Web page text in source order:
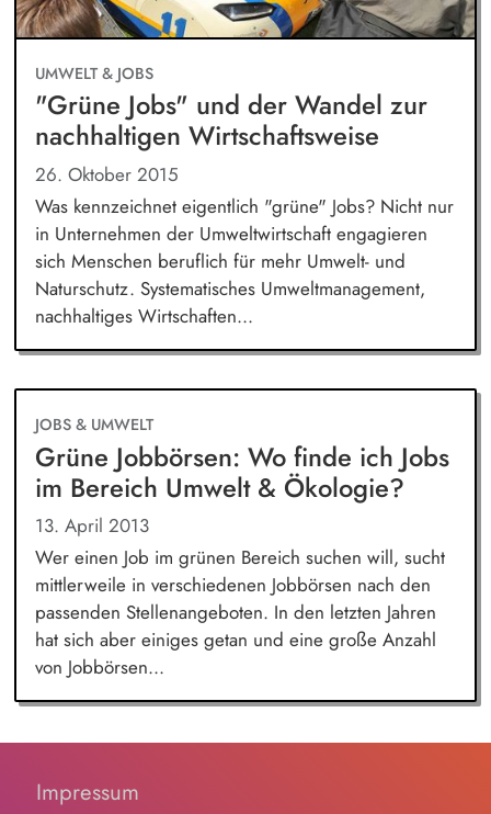
UMWELT & JOBS
​"Grüne Jobs" und der Wandel zur
nachhaltigen Wirtschaftsweise
26. Oktober 2015
Was kennzeichnet eigentlich "grüne" Jobs? Nicht nur
in Unternehmen der Umweltwirtschaft engagieren
sich Menschen beruflich für mehr Umwelt- und
Naturschutz. Systematisches Umweltmanagement,
nachhaltiges Wirtschaften...
JOBS & UMWELT
Grüne Jobbörsen: Wo finde ich Jobs
im Bereich Umwelt & Ökologie?
13. April 2013
Wer einen Job im grünen Bereich suchen will, sucht
mittlerweile in verschiedenen Jobbörsen nach den
passenden Stellenangeboten. In den letzten Jahren
hat sich aber einiges getan und eine große Anzahl
von Jobbörsen...
Impressum